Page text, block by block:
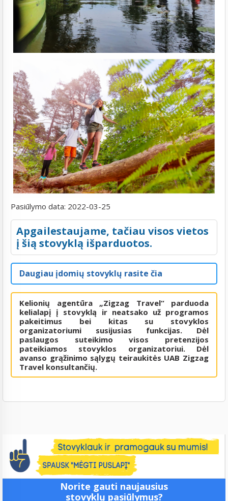
Pasiūlymo data: 2022-03-25
Apgailestaujame, tačiau visos vietos
į šią stovyklą išparduotos.
Daugiau įdomių stovyklų rasite čia
Kelionių agentūra „Zigzag Travel“ parduoda
kelialapį į stovyklą ir neatsako už programos
pakeitimus bei kitas su stovyklos
organizatoriumi susijusias funkcijas. Dėl
paslaugos suteikimo visos pretenzijos
pateikiamos stovyklos organizatoriui. Dėl
avanso grąžinimo sąlygų teiraukitės UAB Zigzag
Travel konsultančių.
Norite gauti naujausius
stovyklų pasiūlymus?